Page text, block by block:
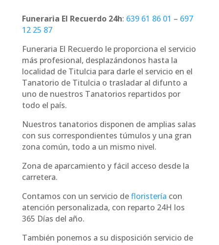
Funeraria El Recuerdo 24h: 639 61 86 01 – 697
12 25 87
Funeraria El Recuerdo le proporciona el servicio
más profesional, desplazándonos hasta la
localidad de Titulcia para darle el servicio en el
Tanatorio de Titulcia o trasladar al difunto a
uno de nuestros Tanatorios repartidos por
todo el país.
Nuestros tanatorios disponen de amplias salas
con sus correspondientes túmulos y una gran
zona común, todo a un mismo nivel.
Zona de aparcamiento y fácil acceso desde la
carretera.
Contamos con un servicio defloristería con
atención personalizada, con reparto 24H los
365 Días del año.
También ponemos a su disposición servicio de